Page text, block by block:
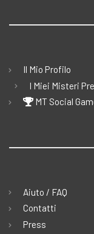
Il Mio Profilo
I Miei Misteri
MT Social
Aiuto / FAQ
Contatti
Press